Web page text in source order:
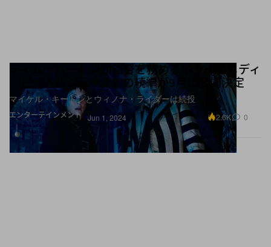
エンターテインメント
ティム・バートンが監督を務めるホラーコメディ
『ビートルジュース』の続編が9月に公開決定
マイケル・キートンとウィノナ・ライダーは続投
Jun 1, 2024 2.6K 0